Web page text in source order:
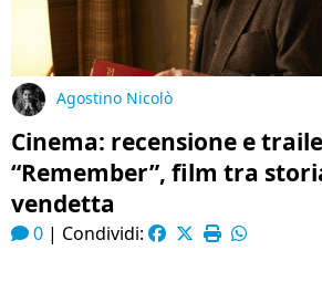
Agostino Nicolò
Cinema: recensione e
“Remember”, film tra
vendetta
0 | Condividi: